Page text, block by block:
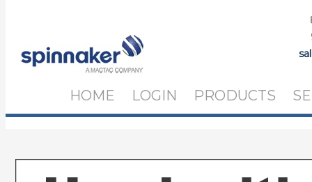
HOME LOGIN PRODUCTS